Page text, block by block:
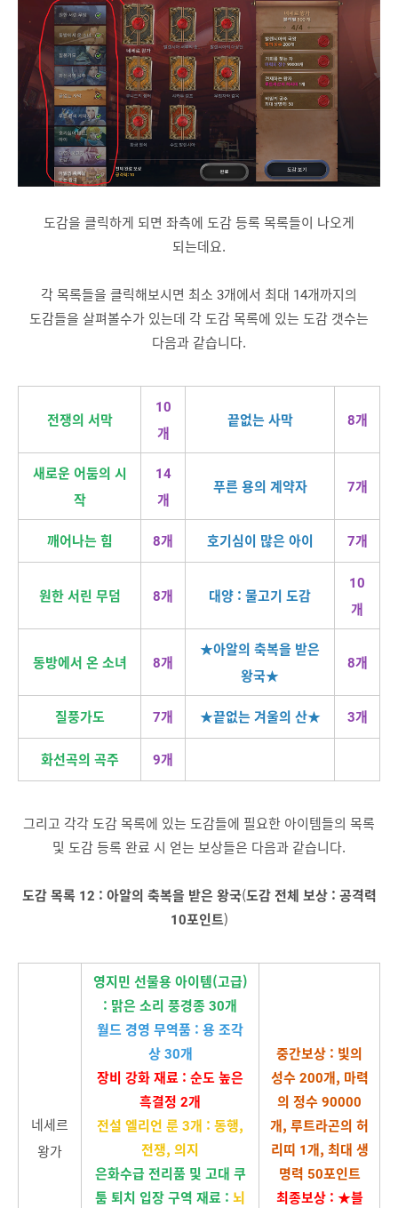
도감을 클릭하게 되면 좌측에 도감 등록 목록들이 나오게
되는데요.
각 목록들을 클릭해보시면 최소 3개에서 최대 14개까지의
도감들을 살펴볼수가 있는데 각 도감 목록에 있는 도감 갯수는
다음과 같습니다.
전쟁의 서막
10
개
끝없는 사막 8개
새로운 어둠의 시
작
14
개
푸른 용의 계약자 7개
깨어나는 힘 8개 호기심이 많은 아이 7개
원한 서린 무덤 8개 대양 : 물고기 도감
10
개
동방에서 온 소녀 8개
★아알의 축복을 받은
왕국★
8개
질풍가도 7개 ★끝없는 겨울의 산★ 3개
화선곡의 곡주 9개
그리고 각각 도감 목록에 있는 도감들에 필요한 아이템들의 목록
및 도감 등록 완료 시 얻는 보상들은 다음과 같습니다.
도감 목록 12 : 아알의 축복을 받은 왕국(도감 전체 보상 : 공격력
10포인트)
네세르
왕가
영지민 선물용 아이템(고급)
: 맑은 소리 풍경종 30개
월드 경영 무역품 : 용 조각
상 30개
장비 강화 재료 : 순도 높은
흑결정 2개
전설 엘리언 룬 3개 : 동행,
전쟁, 의지
은화수급 전리품 및 고대 쿠
툼 퇴치 입장 구역 재료 : 뇌
중간보상 : 빛의
성수 200개, 마력
의 정수 90000
개, 루트라곤의 허
리띠 1개, 최대 생
명력 50포인트
최종보상 : ★블